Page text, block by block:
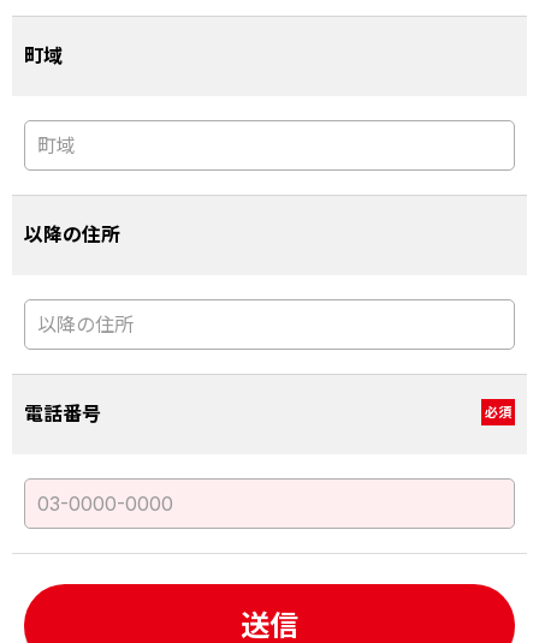
町域
以降の住所
電話番号 必須